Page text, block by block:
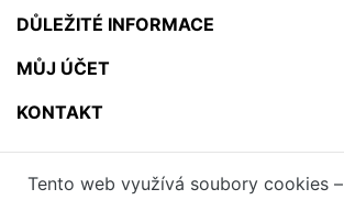
DŮLEŽITÉ INFORMACE
MŮJ ÚČET
KONTAKT
Tento web využívá soubory cookies –